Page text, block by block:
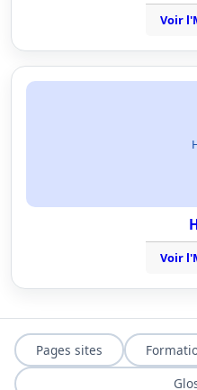
Voir
Voir
Pages sites